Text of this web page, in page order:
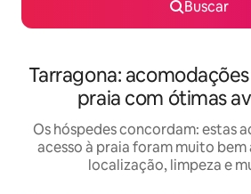
Buscar
Tarragona:
praia com ótimas
Os hóspedes concordam: estas
acesso à praia foram muito bem
localização, limpeza e